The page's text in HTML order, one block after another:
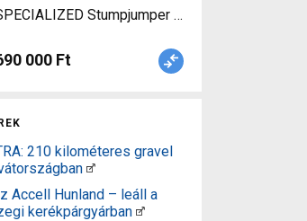
Stumpjumper fsr 27,5"+ fattie
000 Ft
210 kilométeres gravel
Accell Hunland – leáll a
kerékpárgyárban